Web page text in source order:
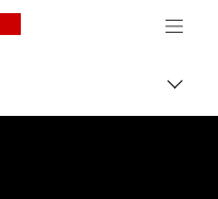
Canon Logo, back to